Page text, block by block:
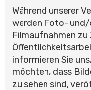
Während unserer
werden Foto- und/
Filmaufnahmen zu
informieren Sie
möchten, dass
zu sehen sind,